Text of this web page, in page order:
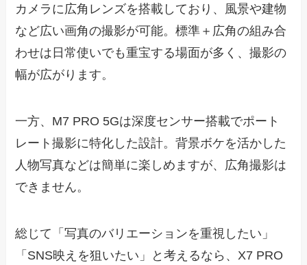
カメラに広角レンズを搭載しており、風景や建物
など広い画角の撮影が可能。標準＋広角の組み合
わせは日常使いでも重宝する場面が多く、撮影の
幅が広がります。
一方、M7 PRO 5Gは深度センサー搭載でポート
レート撮影に特化した設計。背景ボケを活かした
人物写真などは簡単に楽しめますが、広角撮影は
できません。
総じて「写真のバリエーションを重視したい」
「SNS映えを狙いたい」と考えるなら、X7 PRO